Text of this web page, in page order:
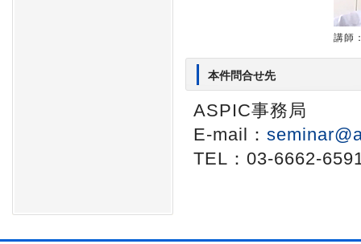
講師
本件問合せ先
ASPIC事務局
E-mail：
TEL：03-6662-